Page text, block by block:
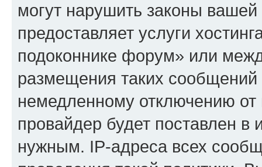
могут нарушить законы
предоставляет услуги
подоконнике форум» или
размещения таких
немедленному отключению
провайдер будет поставлен в
нужным. IP-адреса всех